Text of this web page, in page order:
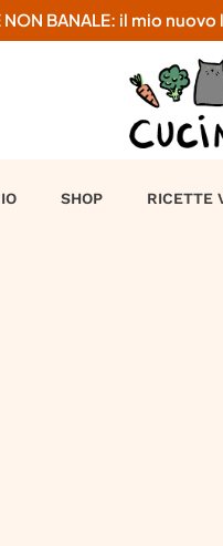
NON BANALE: il mio
SHOP RICETTE